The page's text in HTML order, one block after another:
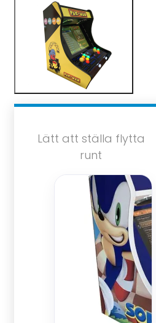
Lätt att ställa flytta
runt